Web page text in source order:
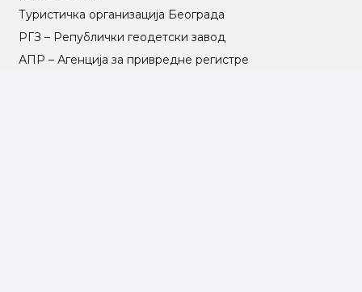
Туристичка организација Београда
РГЗ – Републички геодетски завод
АПР – Агенција за привредне регистре